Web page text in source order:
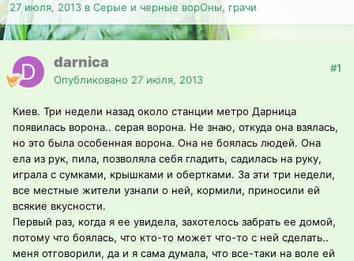
27 июля, 2013 в Серые и черные ворОны, грачи
darnica
Опубликовано 27 июля, 2013
#1
Киев. Три недели назад около станции метро Дарница
появилась ворона.. серая ворона. Не знаю, откуда она взялась,
но это была особенная ворона. Она не боялась людей. Она
ела из рук, пила, позволяла себя гладить, садилась на руку,
играла с сумками, крышками и обертками. За эти три недели,
все местные жители узнали о ней, кормили, приносили ей
всякие вкусности.
Первый раз, когда я ее увидела, захотелось забрать ее домой,
потому что боялась, что кто-то может что-то с ней сделать..
меня отговорили, да и я сама думала, что все-таки на воле ей